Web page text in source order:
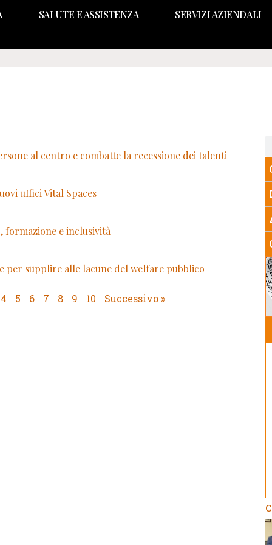
SALUTE E ASSISTENZA SERVIZI AZIENDALI
al centro e combatte la recessione dei talenti
uffici Vital Spaces
e inclusività
per supplire alle lacune del welfare pubblico
4 5 6 7 8 9 10 Successivo »